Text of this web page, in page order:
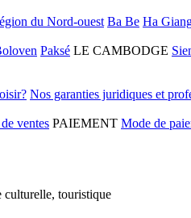
du Nord-ouest Ba Be Ha
Paksé LE CAMBODGE
Nos garanties juridiques et
ventes PAIEMENT Mode de
culturelle, touristique